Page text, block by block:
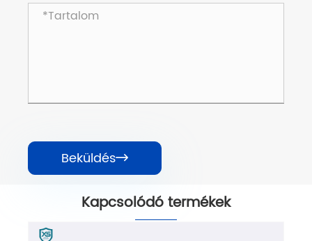
Beküldés
Kapcsolódó termékek